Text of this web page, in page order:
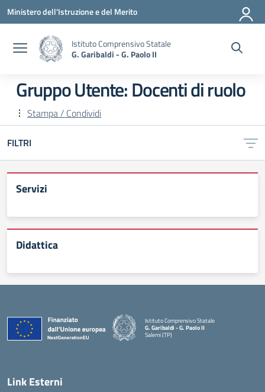
Vai ai contenuti
Vai al menu di navigazione
Vai al footer
Ministero dell'Istruzione e del Merito
Istituto Comprensivo Statale
G. Garibaldi - G. Paolo II
Gruppo Utente:Docenti di ruolo
Stampa / Condividi
FILTRI
Servizi
Didattica
Istituto Comprensivo Statale
G. Garibaldi - G. Paolo II
Salemi (TP)
Link Esterni